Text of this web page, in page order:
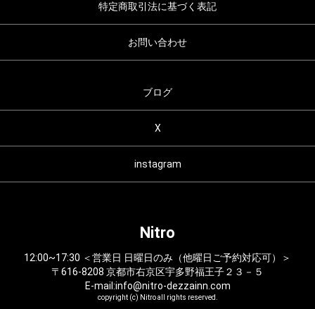
特定商取引法に基づく表記
お問い合わせ
ブログ
X
instagram
Nitro
12:00~17:30 ＜営業日 日曜日のみ（他曜日ご予約対応可）＞
〒616-8208 京都市右京区宇多野福王子２３－５
E-mail:info@nitro-dezzainn.com
copyright (c) Nitro all rights reserved.